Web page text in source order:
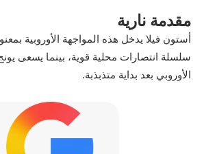
مقدمة نارية
أستون فيلا يدخل هذه المواجهة الأوروبية
سلسلة انتصارات محلية قوية، بينما يسعى
الأوروبي بعد بداية متذبذبة.